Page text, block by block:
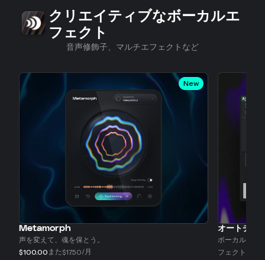
スライド1/5クリエイティブなボーカルエ
フェクト
音声修飾子、マルチエフェクトなど
New
Metamorph
声を変えて、魂を保とう。
$100.00 また$17.50/月
オートチュ
ボーカルトラ
フェクト。